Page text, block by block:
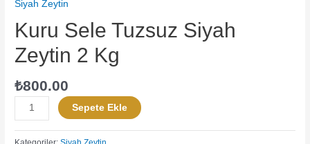
Siyah Zeytin
Kuru Sele Tuzsuz Siyah
Zeytin 2 Kg
₺800.00
Sepete Ekle